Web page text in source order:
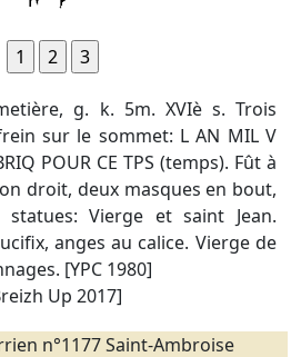
g. k. 5m. XVIè s. Trois
sur le sommet: L AN MIL V
POUR CE TPS (temps). Fût à
droit, deux masques en bout,
Vierge et saint Jean.
anges au calice. Vierge de
[YPC 1980]
Up 2017]
n°1177 Saint-Ambroise